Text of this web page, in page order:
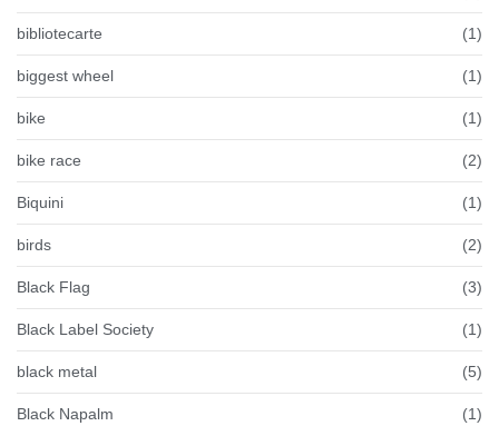
bibliotecarte (1)
biggest wheel (1)
bike (1)
bike race (2)
Biquini (1)
birds (2)
Black Flag (3)
Black Label Society (1)
black metal (5)
Black Napalm (1)